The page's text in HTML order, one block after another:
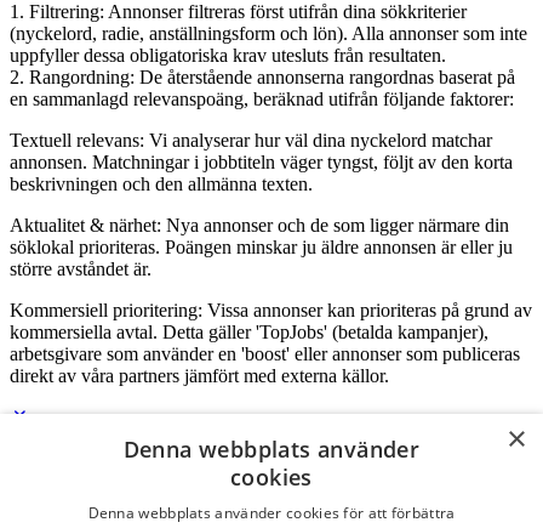
1. Filtrering: Annonser filtreras först utifrån dina sökkriterier
(nyckelord, radie, anställningsform och lön). Alla annonser som inte
uppfyller dessa obligatoriska krav utesluts från resultaten.
2. Rangordning: De återstående annonserna rangordnas baserat på
en sammanlagd relevanspoäng, beräknad utifrån följande faktorer:
Textuell relevans: Vi analyserar hur väl dina nyckelord matchar
annonsen. Matchningar i jobbtiteln väger tyngst, följt av den korta
beskrivningen och den allmänna texten.
Aktualitet & närhet: Nya annonser och de som ligger närmare din
söklokal prioriteras. Poängen minskar ju äldre annonsen är eller ju
större avståndet är.
Kommersiell prioritering: Vissa annonser kan prioriteras på grund av
kommersiella avtal. Detta gäller 'TopJobs' (betalda kampanjer),
arbetsgivare som använder en 'boost' eller annonser som publiceras
direkt av våra partners jämfört med externa källor.
×
Denna webbplats använder
cookies
Denna webbplats använder cookies för att förbättra